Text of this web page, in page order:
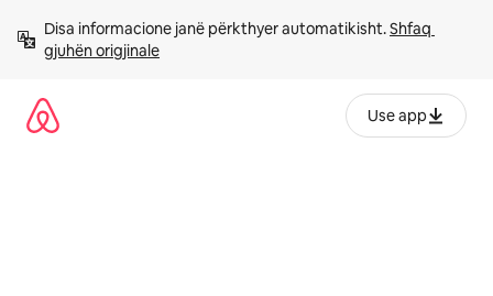
përmbajtja
Disa informacione janë përkthyer automatikisht. Shfaq
gjuhën origjinale
Use app